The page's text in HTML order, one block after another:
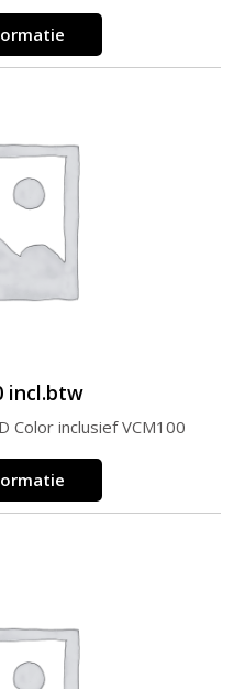
incl.btw
Color inclusief VCM100